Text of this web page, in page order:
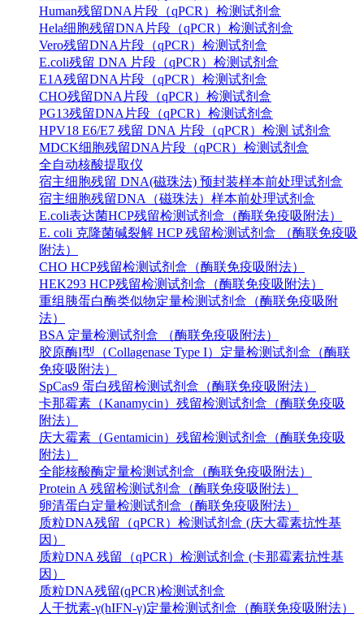
Human残留DNA片段（qPCR）检测试剂盒
Hela细胞残留DNA片段（qPCR）检测试剂盒
Vero残留DNA片段（qPCR）检测试剂盒
E.coli残留 DNA 片段（qPCR）检测试剂盒
E1A残留DNA片段（qPCR）检测试剂盒
CHO残留DNA片段（qPCR）检测试剂盒
PG13残留DNA片段（qPCR）检测试剂盒
HPV18 E6/E7 残留 DNA 片段（qPCR）检测 试剂盒
MDCK细胞残留DNA片段（qPCR）检测试剂盒
全自动核酸提取仪
宿主细胞残留 DNA(磁珠法) 预封装样本前处理试剂盒
宿主细胞残留DNA（磁珠法）样本前处理试剂盒
E.coli表达菌HCP残留检测试剂盒（酶联免疫吸附法）
E. coli 克隆菌碱裂解 HCP 残留检测试剂盒 （酶联免疫吸
附法）
CHO HCP残留检测试剂盒（酶联免疫吸附法）
HEK293 HCP残留检测试剂盒（酶联免疫吸附法）
重组胰蛋白酶类似物定量检测试剂盒（酶联免疫吸附
法）
BSA 定量检测试剂盒 （酶联免疫吸附法）
胶原酶I型（Collagenase Type I）定量检测试剂盒（酶联
免疫吸附法）
SpCas9 蛋白残留检测试剂盒（酶联免疫吸附法）
卡那霉素（Kanamycin）残留检测试剂盒（酶联免疫吸
附法）
庆大霉素（Gentamicin）残留检测试剂盒（酶联免疫吸
附法）
全能核酸酶定量检测试剂盒（酶联免疫吸附法）
Protein A 残留检测试剂盒（酶联免疫吸附法）
卵清蛋白定量检测试剂盒（酶联免疫吸附法）
质粒DNA残留（qPCR）检测试剂盒 (庆大霉素抗性基
因）
质粒DNA 残留（qPCR）检测试剂盒 (卡那霉素抗性基
因）
质粒DNA残留(qPCR)检测试剂盒
人干扰素-γ(hIFN-γ)定量检测试剂盒（酶联免疫吸附法）